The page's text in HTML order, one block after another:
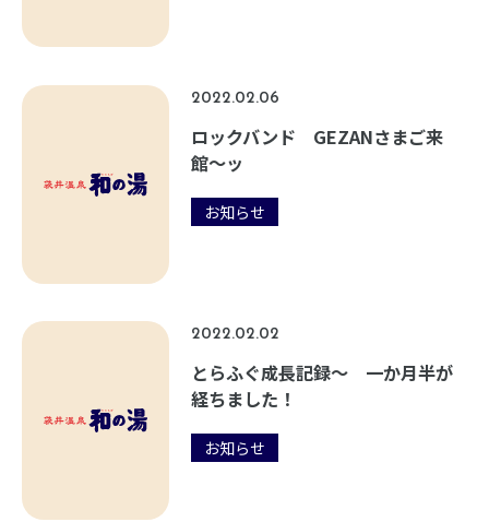
2022.02.06
ロックバンド GEZANさまご来
館〜ッ
お知らせ
2022.02.02
とらふぐ成長記録～ 一か月半が
経ちました！
お知らせ